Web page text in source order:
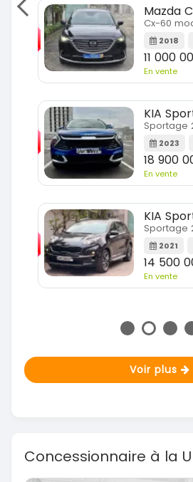
SPÉCIAL Mazda
2018
11 000
En vente
KIA
Sportage
2023
18 900
En vente
KIA
Sportage
2021
14 500
En vente
Voir plus
Concessionnaire à la